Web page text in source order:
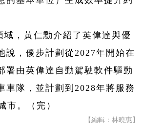
域，黃仁勳介紹了英偉達與優
說，優步計劃從2027年開始在
署由英偉達自動駕駛軟件驅動
車隊，並計劃到2028年將服務
市。（完）
【編輯：林曉惠】